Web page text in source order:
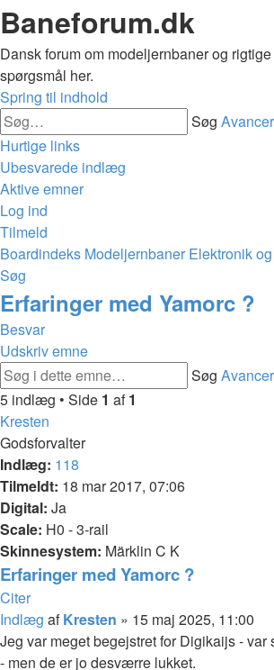
Baneforum.dk
Dansk forum om modeljernbaner og
spørgsmål her.
Spring til indhold
Søg
Hurtige links
Ubesvarede indlæg
Aktive emner
Log ind
Tilmeld
Boardindeks Modeljernbaner Elektronik
Søg
Erfaringer med Yamorc ?
Besvar
Udskriv emne
Søg
5 indlæg • Side 1 af1
Kresten
Godsforvalter
Indlæg: 118
Tilmeldt: 18 mar 2017, 07:06
Digital: Ja
Scale: H0 - 3-rail
Skinnesystem: Märklin C K
Erfaringer med Yamorc ?
Citer
Indlæg afKresten » 15 maj 2025, 11:00
Jeg var meget begejstret for Digikaijs - var
- men de er jo desværre lukket.